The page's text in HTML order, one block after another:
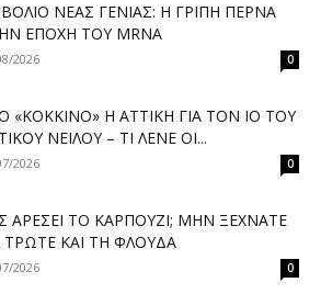
ΝΈΑΣ ΓΕΝΙΆΣ: Η ΓΡΊΠΗ ΠΕΡΝΆ
ΕΠΟΧΉ ΤΟΥ MRNA
2026 0
«ΚΌΚΚΙΝΟ» Η ΑΤΤΙΚΉ ΓΙΑ ΤΟΝ ΙΌ ΤΟΥ
ΝΕΊΛΟΥ – ΤΙ ΛΈΝΕ ΟΙ...
2026 0
ΑΡΈΣΕΙ ΤΟ ΚΑΡΠΟΎΖΙ; ΜΗΝ ΞΕΧΝΆΤΕ
ΤΡΏΤΕ ΚΑΙ ΤΗ ΦΛΟΎΔΑ
2026 0